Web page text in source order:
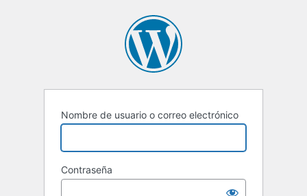
Nombre de usuario o correo electrónico
Contraseña